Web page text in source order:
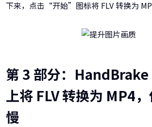
下来，点击“开始”图标将 FLV 转换为
第 3 部分：HandBrake
上将 FLV 转换为 MP4
慢